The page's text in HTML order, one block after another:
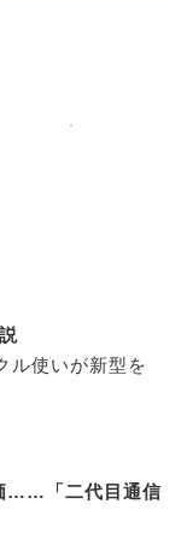
ル使いが新型を
……「二代目通信